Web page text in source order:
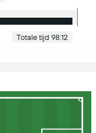
Totale tijd 98:12